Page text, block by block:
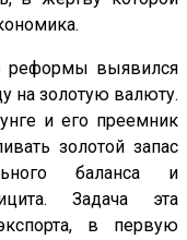
реформы выявился
на золотую валюту.
и его преемник
золотой запас
баланса и
Задача эта
в первую